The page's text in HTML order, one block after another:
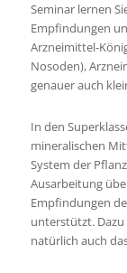
Seminar lernen
Empfindungen
Arzneimittel-
Nosoden),
genauer auch
In den
mineralischen
System der
Ausarbeitung
Empfindungen
unterstützt.
natürlich auch